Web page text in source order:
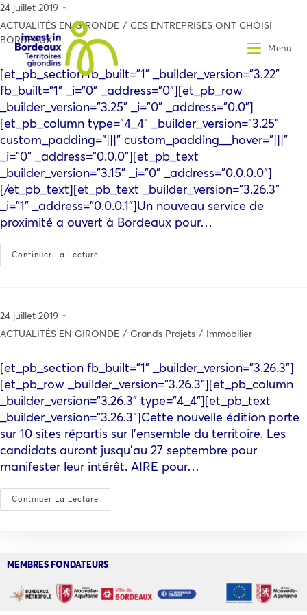
Menu
24 juillet 2019
ACTUALITÉS EN GIRONDE / CES ENTREPRISES ONT CHOISI
BORDEAUX
[et_pb_section fb_built="1" _builder_version="3.22"
fb_built="1" _i="0" _address="0"][et_pb_row
_builder_version="3.25" _i="0" _address="0.0"]
[et_pb_column type="4_4" _builder_version="3.25"
custom_padding="|||" custom_padding__hover="|||"
_i="0" _address="0.0.0"][et_pb_text
_builder_version="3.15" _i="0" _address="0.0.0.0"]
[/et_pb_text][et_pb_text _builder_version="3.26.3"
_i="1" _address="0.0.0.1"]Un nouveau service de
proximité a ouvert à Bordeaux pour…
Continuer La Lecture
24 juillet 2019
ACTUALITÉS EN GIRONDE / Grands Projets / Immobilier
[et_pb_section fb_built="1" _builder_version="3.26.3"]
[et_pb_row _builder_version="3.26.3"][et_pb_column
_builder_version="3.26.3" type="4_4"][et_pb_text
_builder_version="3.26.3"]Cette nouvelle édition porte
sur 10 sites répartis sur l’ensemble du territoire. Les
candidats auront jusqu’au 27 septembre pour
manifester leur intérêt. AIRE pour…
Continuer La Lecture
MEMBRES FONDATEURS